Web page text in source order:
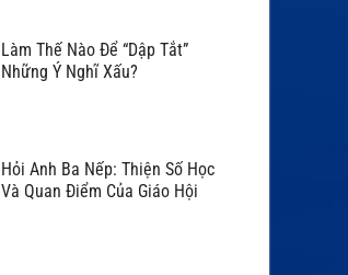
Làm Thế Nào Để “Dập Tắt”
Những Ý Nghĩ Xấu?
Hỏi Anh Ba Nếp: Thiện Số Học
Và Quan Điểm Của Giáo Hội